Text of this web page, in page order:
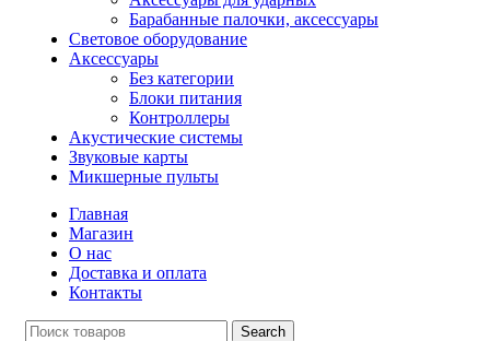
Барабанные палочки, аксессуары
Световое оборудование
Аксессуары
Без категории
Блоки питания
Контроллеры
Акустические системы
Звуковые карты
Микшерные пульты
Главная
Магазин
О нас
Доставка и оплата
Контакты
Search